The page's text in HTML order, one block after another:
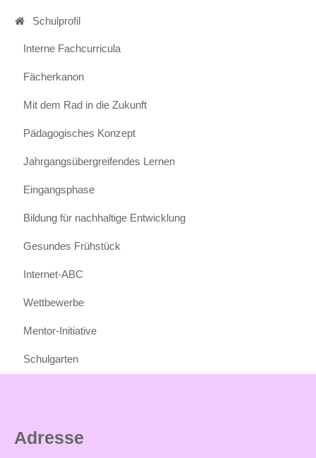
Schulprofil
Interne Fachcurricula
Fächerkanon
Mit dem Rad in die Zukunft
Pädagogisches Konzept
Jahrgangsübergreifendes Lernen
Eingangsphase
Bildung für nachhaltige Entwicklung
Gesundes Frühstück
Internet-ABC
Wettbewerbe
Mentor-Initiative
Schulgarten
Adresse